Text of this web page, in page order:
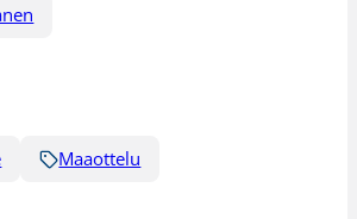
Maaottelu